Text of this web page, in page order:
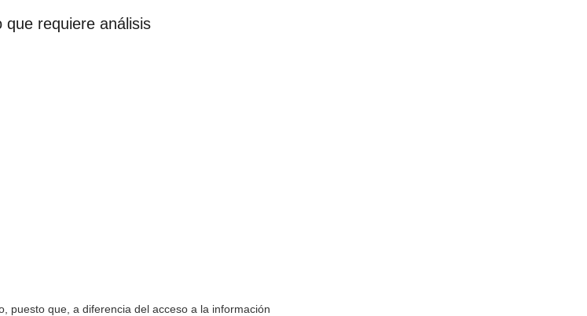
requiere análisis
puesto que, a diferencia del acceso a la información